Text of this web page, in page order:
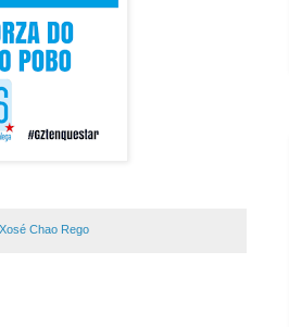
Xosé Chao Rego